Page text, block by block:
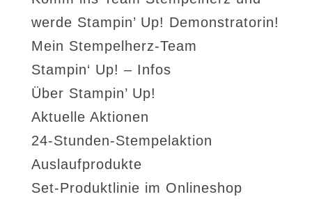
werde Stampin’ Up! Demonstratorin!
Mein Stempelherz-Team
Stampin‘ Up! – Infos
Über Stampin’ Up!
Aktuelle Aktionen
24-Stunden-Stempelaktion
Auslaufprodukte
Set-Produktlinie im Onlineshop